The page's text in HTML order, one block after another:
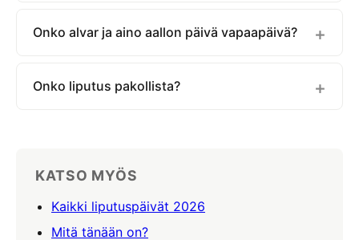
Onko alvar ja aino aallon päivä vapaapäivä?
Onko liputus pakollista?
KATSO MYÖS
Kaikki liputuspäivät 2026
Mitä tänään on?